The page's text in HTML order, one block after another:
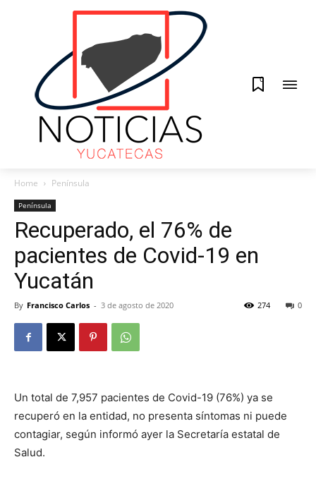
0
Home Península
Península
Recuperado, el 76% de
pacientes de Covid-19 en
Yucatán
By Francisco Carlos - 3 de agosto de 2020 0
274
Un total de 7,957 pacientes de Covid-19 (76%) ya se
recuperó en la entidad, no presenta síntomas ni puede
contagiar, según informó ayer la Secretaría estatal de
Salud.